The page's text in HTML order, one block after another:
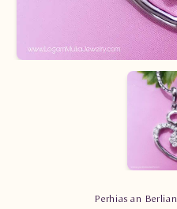
Perhiasan Berlian